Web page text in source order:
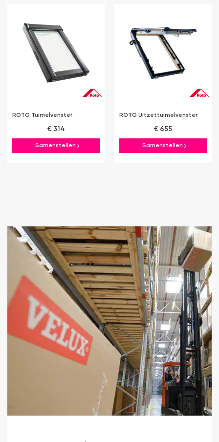
ROTO Tuimelvenster
€ 314
Samenstellen
ROTO Uitzettuimelvenster
€ 655
Samenstellen